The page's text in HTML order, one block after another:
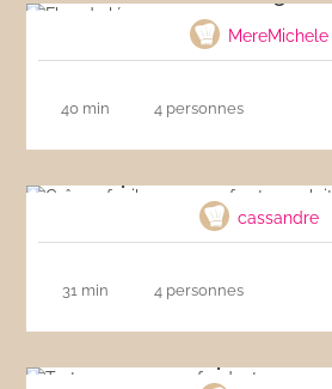
MereMichele
40 min 4 personnes
cassandre
31 min 4 personnes